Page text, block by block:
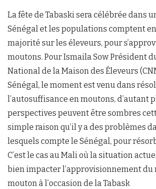
La fête de Tabaski sera célébrée dans
Sénégal et les populations comptent
majorité sur les éleveurs, pour
moutons. Pour Ismaila Sow Président
National de la Maison des Éleveurs
Sénégal, le moment est venu dans
l’autosuffisance en moutons, d’autant
perspectives peuvent être sombres
simple raison qu’il y a des problèmes
lesquels compte le Sénégal, pour
C’est le cas au Mali où la situation
bien impacter l’approvisionnement du
mouton à l’occasion de la Tabask